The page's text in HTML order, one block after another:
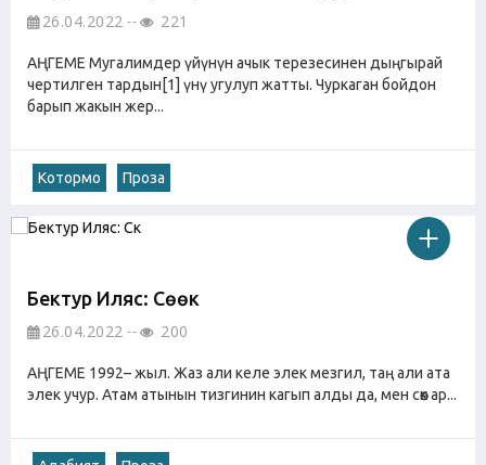
26.04.2022 221
АҢГЕМЕ Мугалимдер үйүнүн ачык терезесинен дыңгырай
чертилген тардын[1] үнү угулуп жатты. Чуркаган бойдон
барып жакын жер...
Котормо Проза
Бектур Иляс: Сөөк
26.04.2022 200
АҢГЕМЕ 1992– жыл. Жаз али келе элек мезгил, таң али ата
элек учур. Атам атынын тизгинин кагып алды да, мен сөөк ар...